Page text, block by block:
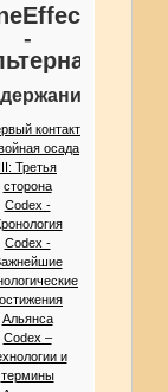
-
контакт
осада
III: Третья
сторона
Codex -
Codex -
Альянса
Codex –
и
термины